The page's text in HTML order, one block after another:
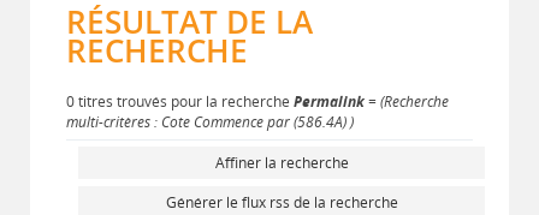
RÉSULTAT DE LA
RECHERCHE
0 titres trouvés pour la recherche Permalink= (Recherche
multi-critères : Cote Commence par (586.4A) )
Affiner la recherche
Générer le flux rss de la recherche